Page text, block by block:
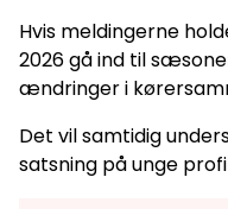
Hvis meldingerne
2026 gå ind til
ændringer i
Det vil samtidig
satsning på unge